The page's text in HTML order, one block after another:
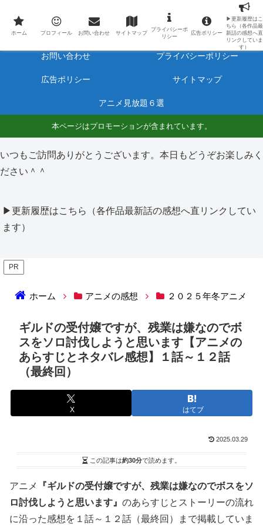
最新アニメのあらすじと感想をネタバレ有りで毎日更新しています。
ホーム プロフィール
お問い合わせ プライバシーポリシー
広告ポリシー サイトマップ
アニメ見放題６選
本ページはプロモーションが含まれています。
いつもご訪問ありがとうございます。本日もどうぞお楽しみく
ださい＾＾
▶更新履歴はこちら（各作品最新話の感想へ直リンクしてい
ます）
PR
ホーム アニメの感想 ２０２５年冬アニメ
ギルドの受付嬢ですが、残業は嫌なのでボ
スをソロ討伐しようと思います【アニメの
あらすじとネタバレ感想】１話～１２話
（最終回）
X はてブ
2025.03.29
この記事は約30分で読めます。
アニメ
『ギルドの受付嬢ですが、残業は嫌なのでボスをソ
ロ討伐しようと思います』 のあらすじとストーリーの流れ
に沿った感想を１話～１２話（最終回）まで掲載していま
ホーム プロフィール お問い合わせ サイトマップ
プライバシーポ
リシー
広告ポリシー
▶更新履歴はこ
ちら（各作品最
新話の感想へ直
リンクしていま
す）